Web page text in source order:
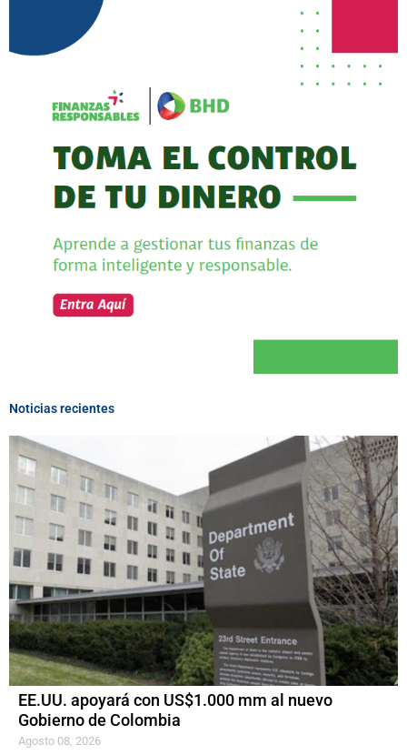
Noticias recientes
EE.UU. apoyará con US$1.000 mm al nuevo
Gobierno de Colombia
Agosto 08, 2026